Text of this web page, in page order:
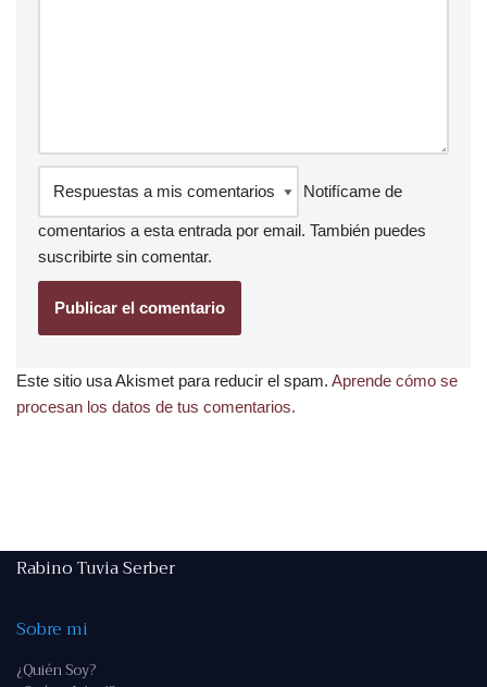
Notifícame de
comentarios a esta entrada por email. También puedes
suscribirte sin comentar.
Este sitio usa Akismet para reducir el spam. Aprende cómo se
procesan los datos de tus comentarios.
Rabino Tuvia Serber
Sobre mi
¿Quién Soy?